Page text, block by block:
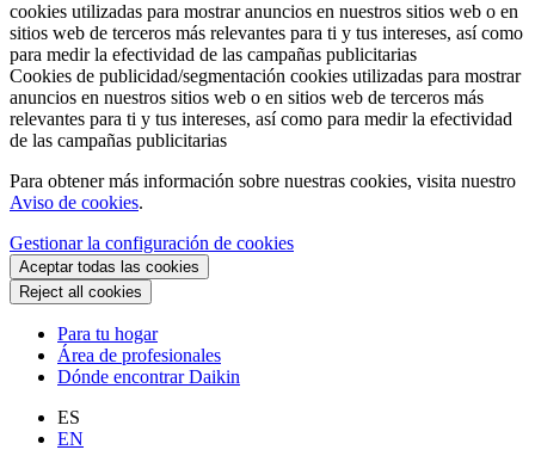
cookies utilizadas para mostrar anuncios en nuestros sitios web o en
sitios web de terceros más relevantes para ti y tus intereses, así como
para medir la efectividad de las campañas publicitarias
Cookies de publicidad/segmentación cookies utilizadas para mostrar
anuncios en nuestros sitios web o en sitios web de terceros más
relevantes para ti y tus intereses, así como para medir la efectividad
de las campañas publicitarias
Para obtener más información sobre nuestras cookies, visita nuestro
Aviso de cookies.
Gestionar la configuración de cookies
Aceptar todas las cookies
Reject all cookies
Para tu hogar
Área de profesionales
Dónde encontrar Daikin
ES
EN